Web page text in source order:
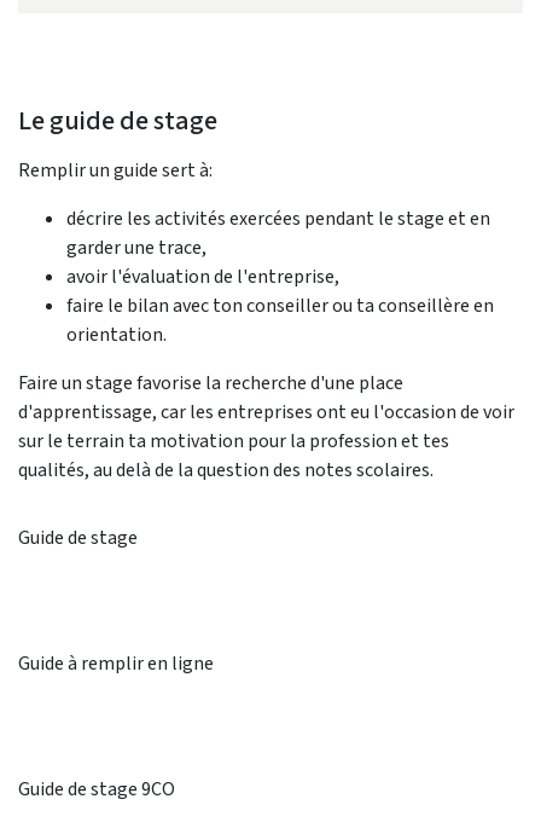
Le guide de stage
Remplir un guide sert à:
décrire les activités exercées pendant le stage et en
garder une trace,
avoir l'évaluation de l'entreprise,
faire le bilan avec ton conseiller ou ta conseillère en
orientation.
Faire un stage favorise la recherche d'une place
d'apprentissage, car les entreprises ont eu l'occasion de voir
sur le terrain ta motivation pour la profession et tes
qualités, au delà de la question des notes scolaires.
Guide de stage
Guide à remplir en ligne
Guide de stage 9CO